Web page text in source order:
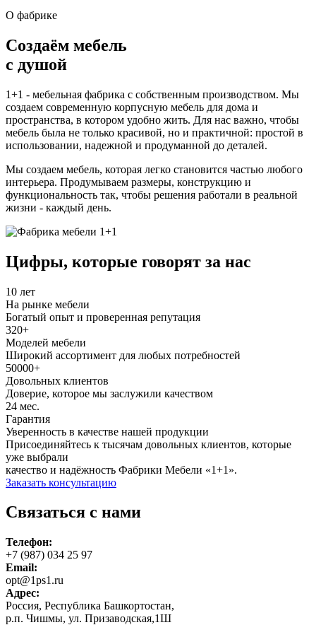
О фабрике
Создаём мебель
с душой
1+1 - мебельная фабрика с собственным производством. Мы
создаем современную корпусную мебель для дома и
пространства, в котором удобно жить. Для нас важно, чтобы
мебель была не только красивой, но и практичной: простой в
использовании, надежной и продуманной до деталей.
Мы создаем мебель, которая легко становится частью любого
интерьера. Продумываем размеры, конструкцию и
функциональность так, чтобы решения работали в реальной
жизни - каждый день.
Цифры, которые говорят за нас
10 лет
На рынке мебели
Богатый опыт и проверенная репутация
320+
Моделей мебели
Широкий ассортимент для любых потребностей
50000+
Довольных клиентов
Доверие, которое мы заслужили качеством
24 мес.
Гарантия
Уверенность в качестве нашей продукции
Присоединяйтесь к тысячам довольных клиентов, которые
уже выбрали
качество и надёжность Фабрики Мебели «1+1».
Заказать консультацию
Связаться с нами
Телефон:
+7 (987) 034 25 97
Email:
opt@1ps1.ru
Адрес:
Россия, Республика Башкортостан,
р.п. Чишмы, ул. Призаводская,1Ш